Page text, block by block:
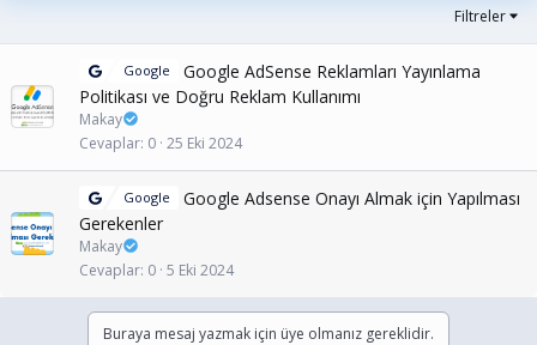
Filtreler
Google
Google AdSense Reklamları Yayınlama
Politikası ve Doğru Reklam Kullanımı
Makay
Cevaplar 0 25 Eki 2024
Google
Google Adsense Onayı Almak için Yapılması
Gerekenler
Makay
Cevaplar 0 5 Eki 2024
Buraya mesaj yazmak için üye olmanız gereklidir.